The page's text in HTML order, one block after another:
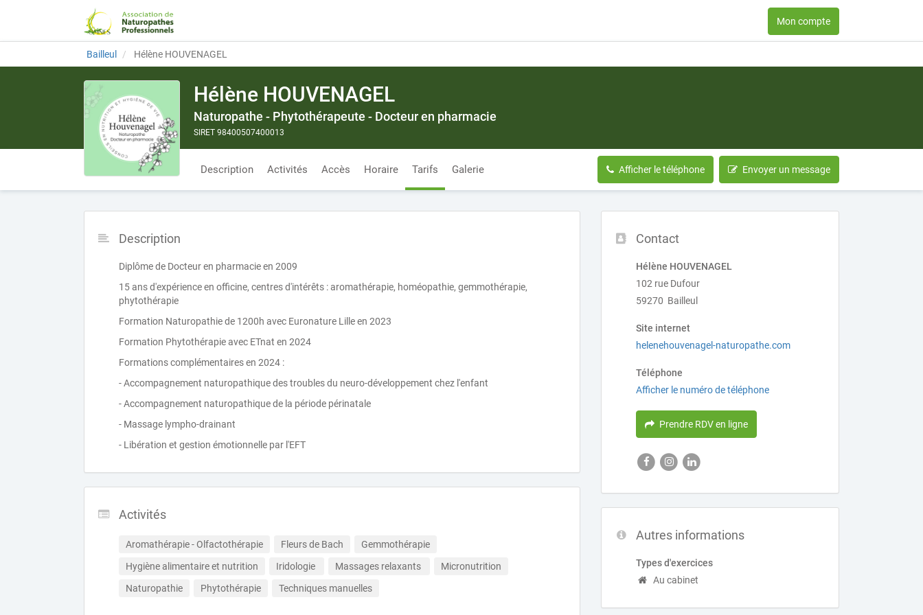
Mon compte
Bailleul Hélène HOUVENAGEL
Hélène HOUVENAGEL
Naturopathe - Phytothérapeute - Docteur en pharmacie
SIRET 98400507400013
Description Activités Accès Horaire Tarifs Galerie Afficher le téléphone Envoyer un message
Contact
Hélène HOUVENAGEL
102 rue Dufour
59270 Bailleul
Site internet
helenehouvenagel-naturopathe.com
Téléphone
Afficher le numéro de téléphone
Prendre RDV en ligne
Autres informations
Types d'exercices
Au cabinet
Description
Diplôme de Docteur en pharmacie en 2009
15 ans d'expérience en officine, centres d'intérêts : aromathérapie, homéopathie, gemmothérapie,
phytothérapie
Formation Naturopathie de 1200h avec Euronature Lille en 2023
Formation Phytothérapie avec ETnat en 2024
Formations complémentaires en 2024 :
- Accompagnement naturopathique des troubles du neuro-développement chez l'enfant
- Accompagnement naturopathique de la période périnatale
- Massage lympho-drainant
- Libération et gestion émotionnelle par l'EFT
Activités
Aromathérapie - Olfactothérapie Fleurs de Bach
Gemmothérapie
Hygiène alimentaire et nutrition
Iridologie Massages relaxants
Micronutrition
Naturopathie
Phytothérapie Techniques manuelles